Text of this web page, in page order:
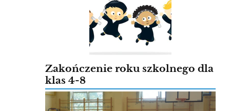
Zakończenie roku szkolnego dla
klas 4-8